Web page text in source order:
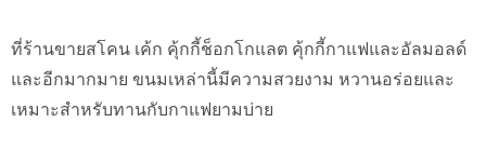
ที่ร้านขายสโคน เค้ก คุ้กกี้ช็อกโกแลต คุ้กกี้กาแฟและอัลมอลด์
และอีกมากมาย ขนมเหล่านี้มีความสวยงาม หวานอร่อยและ
เหมาะสำหรับทานกับกาแฟยามบ่าย